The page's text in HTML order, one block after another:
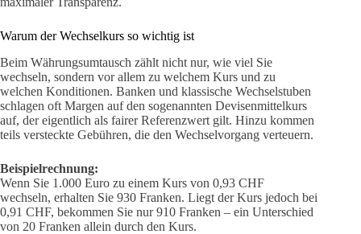
Warum der Wechselkurs so wichtig ist
Beim Währungsumtausch zählt nicht nur, wie viel Sie
wechseln, sondern vor allem zu welchem Kurs und zu
welchen Konditionen. Banken und klassische Wechselstuben
schlagen oft Margen auf den sogenannten Devisenmittelkurs
auf, der eigentlich als fairer Referenzwert gilt. Hinzu kommen
teils versteckte Gebühren, die den Wechselvorgang verteuern.
Beispielrechnung:
Wenn Sie 1.000 Euro zu einem Kurs von 0,93 CHF
wechseln, erhalten Sie 930 Franken. Liegt der Kurs jedoch bei
0,91 CHF, bekommen Sie nur 910 Franken – ein Unterschied
von 20 Franken allein durch den Kurs.